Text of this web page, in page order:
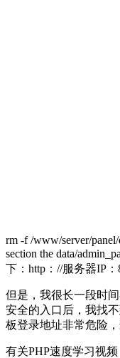
rm -f /www/server/panel/
section the data/
下：http：//服务器IP：
但是，我很长一段时
安全的入口后，我找
板登录地址非常危险，
有关PHP速度学习视